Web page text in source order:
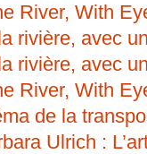
River, With
rivière, avec
rivière, avec
River, With
de la
Ulrich :